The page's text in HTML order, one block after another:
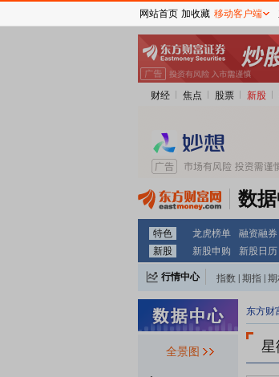
财经 焦点 股票 新股
数
特色 龙虎榜单 融资融券
新股
新股申购 新股日历
行情中心 指数 期指 期
全景图
东方财
星
网站首页 加收藏 移动客户端